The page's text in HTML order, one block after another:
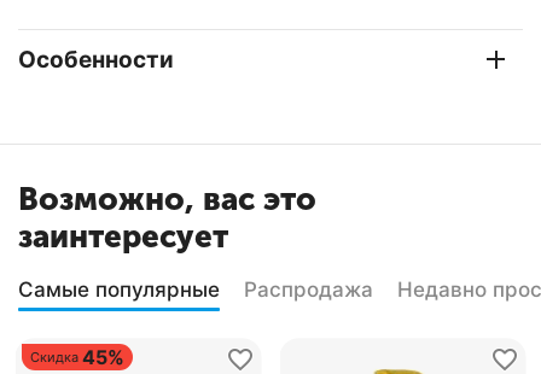
Особенности
Возможно, вас это
заинтересует
Самые популярные Распродажа Недавно
Скидка 45%